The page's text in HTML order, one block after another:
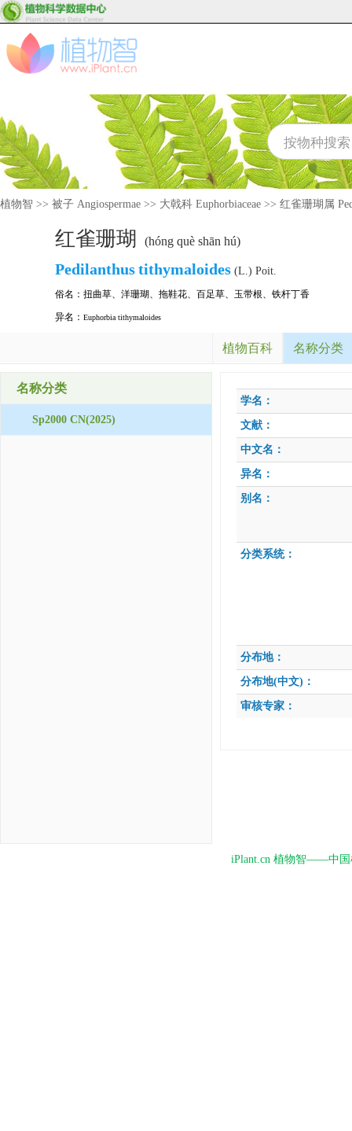
植物智 >> 被子 Angiospermae >> 大戟科 Euphorbiaceae >> 红雀珊瑚属
红雀珊瑚 (hóng què shān hú)
Pedilanthustithymaloides (L.) Poit.
俗名： 扭曲草、 洋珊瑚、 拖鞋花、 百足草、 玉带根、 铁杆丁香
异名： Euphorbia tithymaloides
植物百科 名称分类
名称分类
Sp2000 CN(2025)
学名：
文献：
中文名：
异名：
别名：
分类系统：
分布地：
分布地(中文)：
审核专家：
iPlant.cn 植物智——中国